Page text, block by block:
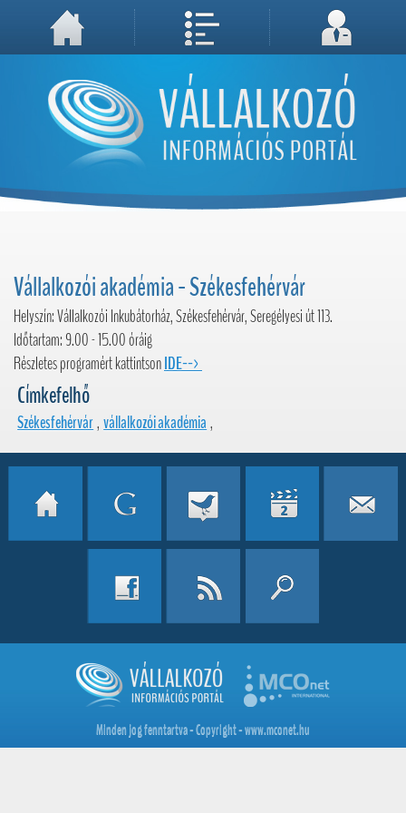
A weboldal használatával Ön elfogadja, hogy Cookie-kat (sütiket) tároljunk számítógépén. A sütik a weboldal megfelelő működéséhez
Megértettem, folytatás...
Vállalkozói akadémia - Székesfehérvár
Helyszín: Vállalkozói Inkubátorház, Székesfehérvár, Seregélyesi út 113.
Időtartam: 9.00 - 15.00 óráig
Részletes programért kattintsonIDE-->
Címkefelhő
Székesfehérvár,vállalkozói akadémia,
Minden jog fenntartva - Copyright - www.mconet.hu